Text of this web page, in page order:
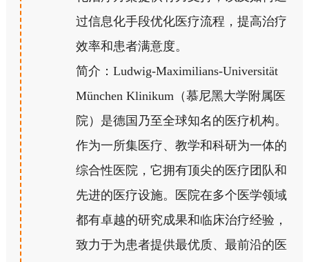
过信息化手段优化医疗流程，提高治疗
效率和患者满意度。
简介：Ludwig-Maximilians-Universität
München Klinikum（慕尼黑大学附属医
院）是德国乃至全球知名的医疗机构。
作为一所集医疗、教学和科研为一体的
综合性医院，它拥有顶尖的医疗团队和
先进的医疗设施。医院在多个医学领域
都有卓越的研究成果和临床治疗经验，
致力于为患者提供最优质、最前沿的医